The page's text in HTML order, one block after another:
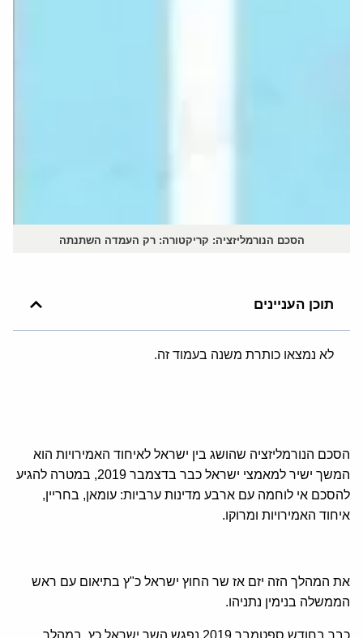
הסכם הנורמליזציה: קריקטורה: רק העמדה השתנתה
תוכן העניינים
לא נמצאו כותרת משנה בעמוד זה.
הסכם הנורמליזציה שהושג בין ישראל לאיחוד האמירויות הוא
המשך ישיר למאמצי ישראל כבר בדצמבר 2019, במטרה להגיע
להסכם אי לוחמה עם ארבע מדינות ערביות: עומאן, בחריין,
איחוד האמירויות ומרוקו.
את המהלך הזה יזם אז שר החוץ ישראל כ"ץ בתיאום עם ראש
הממשלה בנימין נתניהו.
כבר בחודש ספטמבר 2019 נפגש השר ישראל כץ, במהלך